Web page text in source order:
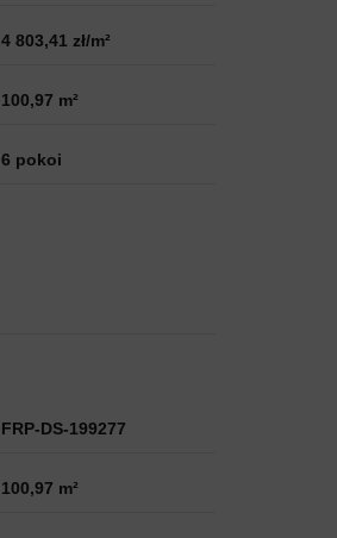
4 803,41 zł/m²
100,97 m²
6 pokoi
FRP-DS-199277
100,97 m²